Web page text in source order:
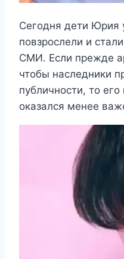
Сегодня дети Юрия
повзрослели и
СМИ. Если прежде
чтобы наследники
публичности, то
оказался менее